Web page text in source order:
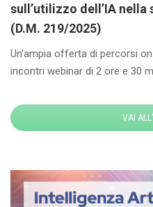
sull’utilizzo dell’IA nella
(D.M. 219/2025)
Un’ampia offerta di percorsi
incontri webinar di 2 ore e 30
VAI